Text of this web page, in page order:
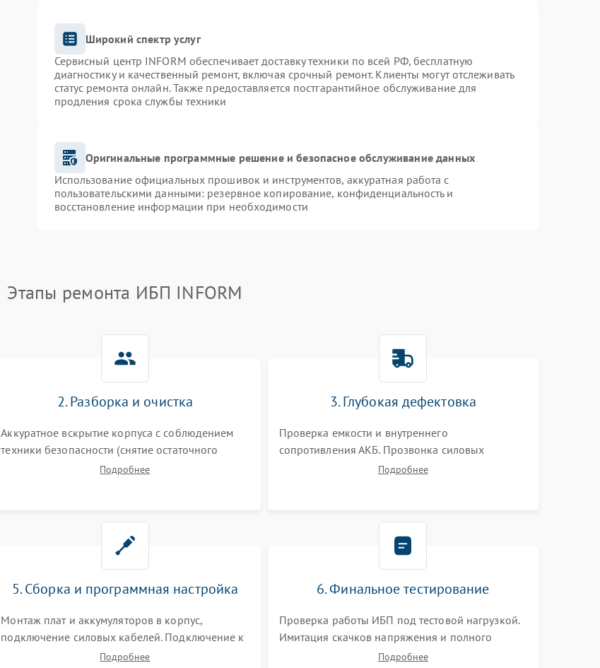
Широкий спектр услуг
Сервисный центр INFORM обеспечивает доставку техники по всей РФ, бесплатную
диагностику и качественный ремонт, включая срочный ремонт. Клиенты могут отслеживать
статус ремонта онлайн. Также предоставляется постгарантийное обслуживание для
продления срока службы техники
Оригинальные программные решение и безопасное обслуживание данных
Использование официальных прошивок и инструментов, аккуратная работа с
пользовательскими данными: резервное копирование, конфиденциальность и
восстановление информации при необходимости
Этапы ремонта ИБП INFORM
2. Разборка и очистка
Аккуратное вскрытие корпуса с соблюдением
техники безопасности (снятие остаточного
заряда). Очистка плат, радиаторов и кулеров от
Подробнее
3. Глубокая дефектовка
Проверка емкости и внутреннего
сопротивления АКБ. Прозвонка силовых
транзисторов инвертора, диодов, реле
Подробнее
5. Сборка и программная настройка
Монтаж плат и аккумуляторов в корпус,
подключение силовых кабелей. Подключение к
ПК для программной калибровки констант
Подробнее
6. Финальное тестирование
Проверка работы ИБП под тестовой нагрузкой.
Имитация скачков напряжения и полного
отключения сети. Контроль времени автономной
Подробнее